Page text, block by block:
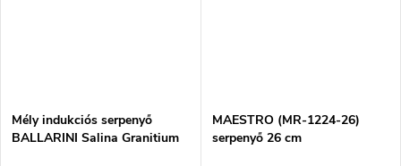
Mély indukciós serpenyő
BALLARINI Salina Granitium
MAESTRO (MR-1224-26)
serpenyő 26 cm